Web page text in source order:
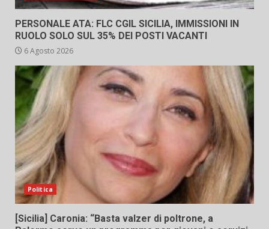
PERSONALE ATA: FLC CGIL SICILIA, IMMISSIONI IN
RUOLO SOLO SUL 35% DEI POSTI VACANTI
6 Agosto 2026
Politica
[Sicilia] Caronia: “Basta valzer di poltrone, a